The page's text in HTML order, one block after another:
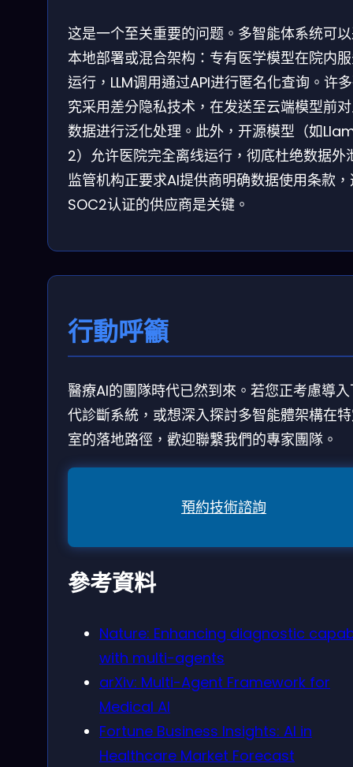
这是一个至关重要的问题。多智能体系统可
本地部署或混合架构：专有医学模型在院内
运行，LLM调用通过API进行匿名化查询。许
究采用差分隐私技术，在发送至云端模型前
数据进行泛化处理。此外，开源模型（如
2）允许医院完全离线运行，彻底杜绝数据外
监管机构正要求AI提供商明确数据使用条款
SOC2认证的供应商是关键。
行動呼籲
醫療AI的團隊時代已然到來。若您正考慮導
代診斷系統，或想深入探討多智能體架構在
室的落地路徑，歡迎聯繫我們的專家團隊。
預約技術諮詢
參考資料
Nature: Enhancing diagnostic
with multi-agents
arXiv: Multi-Agent Framework for
Medical AI
Fortune Business Insights: AI in
Healthcare Market Forecast